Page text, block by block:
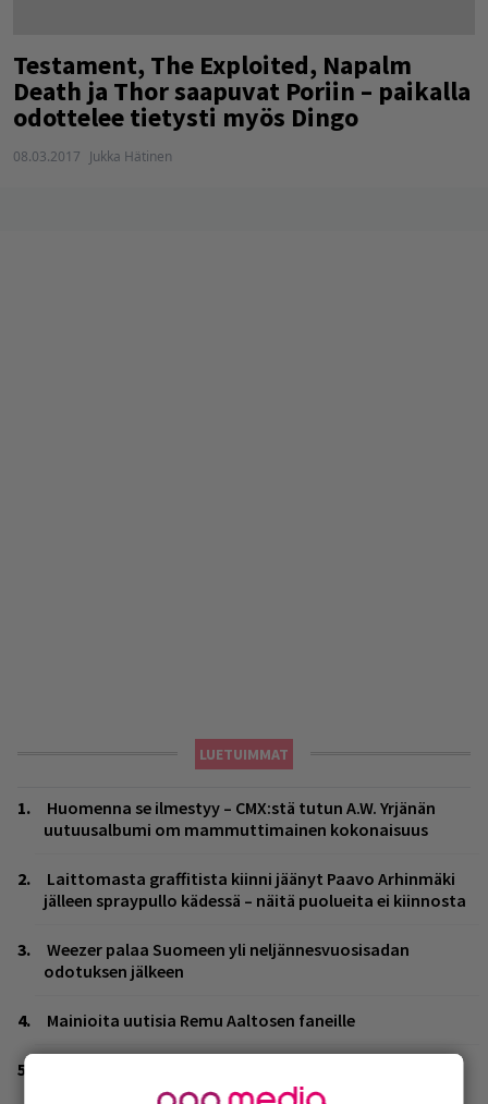
Testament, The Exploited, Napalm
Death ja Thor saapuvat Poriin – paikalla
odottelee tietysti myös Dingo
08.03.2017 Jukka Hätinen
LUETUIMMAT
Huomenna se ilmestyy – CMX:stä tutun A.W. Yrjänän
uutuusalbumi om mammuttimainen kokonaisuus
Laittomasta graffitista kiinni jäänyt Paavo Arhinmäki
jälleen spraypullo kädessä – näitä puolueita ei kiinnosta
Weezer palaa Suomeen yli neljännesvuosisadan
odotuksen jälkeen
Mainioita uutisia Remu Aaltosen faneille